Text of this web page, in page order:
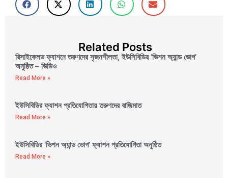
Related Posts
রিসাইকেলড ফ্যাশনে তরুণদের সৃজনশীলতা, ইউসিবিডির ‘ভিশন অ্যান্ড ভোগ’
অনুষ্ঠিত – ভিডিও
Read More »
ইউসিবিডির ফ্যাশন প্রতিযোগিতায় তরুণদের বাজিমাত
Read More »
ইউসিবিডির ‘ভিশন অ্যান্ড ভোগ’ ফ্যাশন প্রতিযোগিতা অনুষ্ঠিত
Read More »